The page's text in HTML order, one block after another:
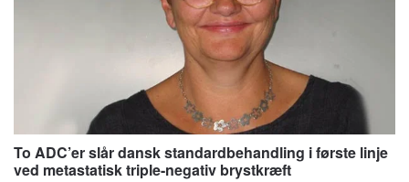
To ADC’er slår dansk standardbehandling i første linje
ved metastatisk triple-negativ brystkræft